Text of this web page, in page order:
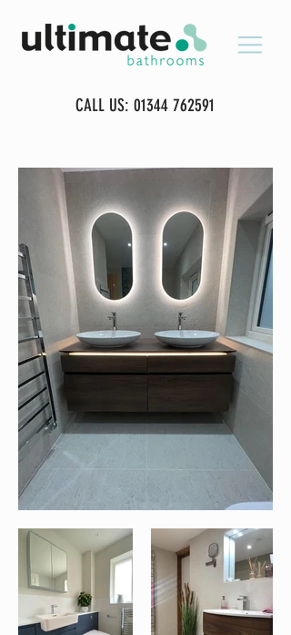
CALL US: 01344 762591